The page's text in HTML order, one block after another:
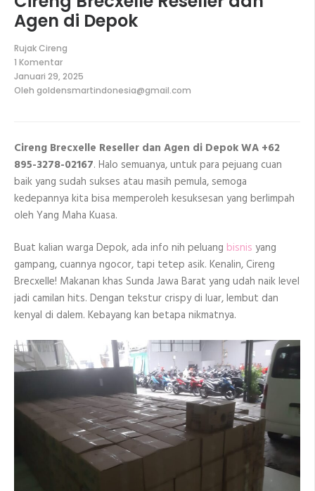
Agen di Depok
Rujak Cireng
1 Komentar
pada
Cireng
Brecxelle
Depok
Januari 29, 2025
Oleh goldensmartindonesia@gmail.com
Cireng Brecxelle Reseller dan Agen di Depok WA +62
895-3278-02167. Halo semuanya, untuk para pejuang cuan
baik yang sudah sukses atau masih pemula, semoga
kedepannya kita bisa memperoleh kesuksesan yang berlimpah
oleh Yang Maha Kuasa.
Buat kalian warga Depok, ada info nih peluang bisnis yang
gampang, cuannya ngocor, tapi tetep asik. Kenalin, Cireng
Brecxelle! Makanan khas Sunda Jawa Barat yang udah naik level
jadi camilan hits. Dengan tekstur crispy di luar, lembut dan
kenyal di dalem. Kebayang kan betapa nikmatnya.